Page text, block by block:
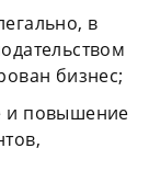
в
бизнес;
и повышение